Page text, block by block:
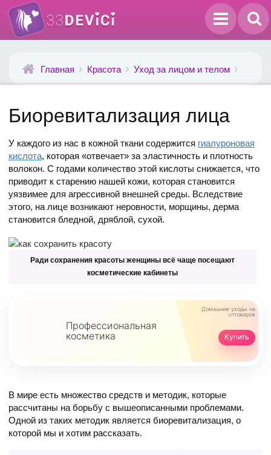
Главная Красота Уход за лицом и телом
Биоревитализация лица
У каждого из нас в кожной ткани содержится гиалуроновая
кислота, которая «отвечает» за эластичность и плотность
волокон. С годами количество этой кислоты снижается, что
приводит к старению нашей кожи, которая становится
уязвимее для агрессивной внешней среды. Вследствие
этого, на лице возникают неровности, морщины, дерма
становится бледной, дряблой, сухой.
Ради сохранения красоты женщины всё чаще посещают
косметические кабинеты
Профессиональная
косметика
Домашние уходы на
сптоваров
Купить
В мире есть множество средств и методик, которые
рассчитаны на борьбу с вышеописанными проблемами.
Одной из таких методик является биоревитализация, о
которой мы и хотим рассказать.